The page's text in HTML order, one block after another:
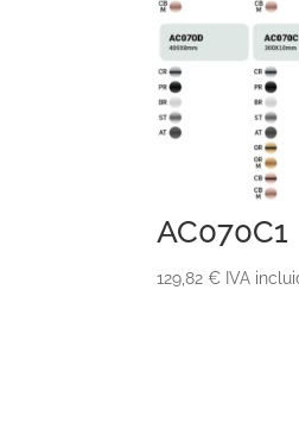
AC070C1
129,82 € IVA